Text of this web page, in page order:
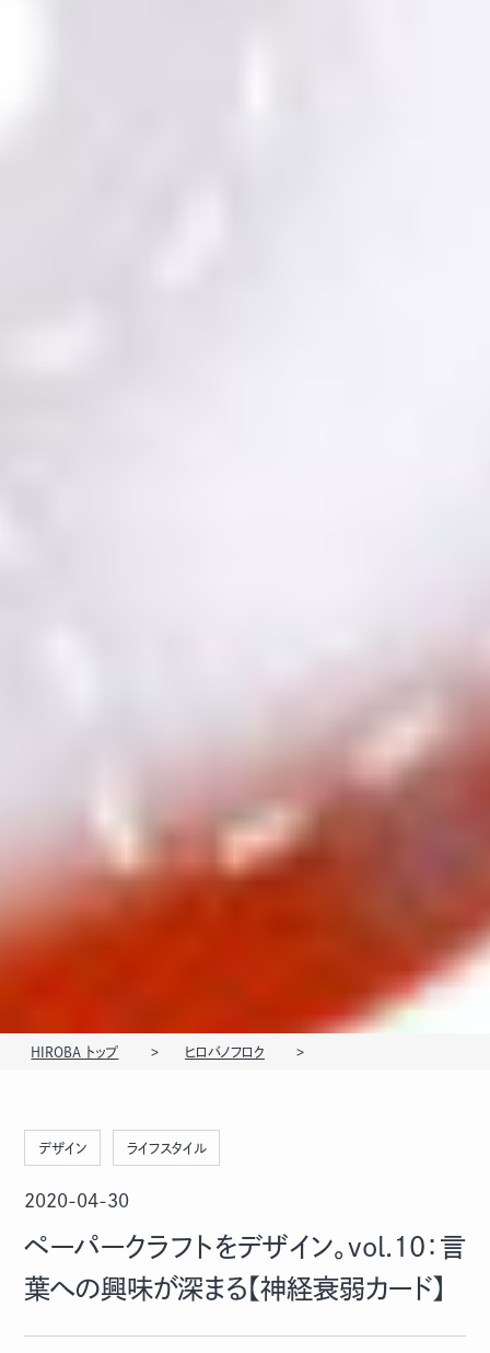
HIROBA トップ ヒロバノフロク
デザイン ライフスタイル
2020-04-30
ペーパークラフトをデザイン。vol.10：言
葉への興味が深まる【神経衰弱カード】